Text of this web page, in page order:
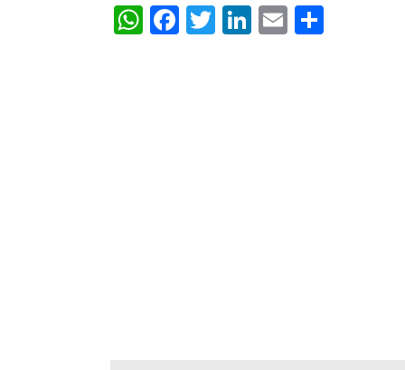
WhatsApp
Facebook
Twitter
LinkedIn
Email